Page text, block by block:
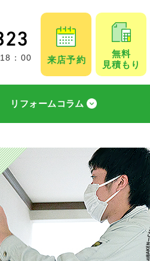
：00 来店予約
無料
見積もり
リフォームコラム